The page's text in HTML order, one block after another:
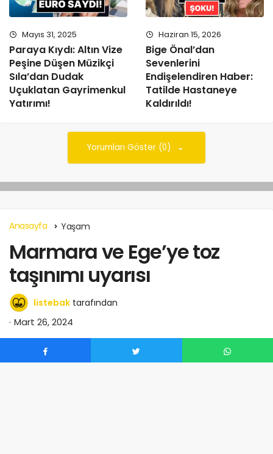
Mayıs 31, 2025
Paraya Kıydı: Altın Vize
Peşine Düşen Müzikçi
Sıla’dan Dudak
Uçuklatan Gayrimenkul
Yatırımı!
Haziran 15, 2026
Bige Önal’dan
Sevenlerini
Endişelendiren Haber:
Tatilde Hastaneye
Kaldırıldı!
Yorumları Göster (0)
Anasayfa Yaşam
Marmara ve Ege’ye toz
taşınımı uyarısı
listebak tarafından
Mart 26, 2024